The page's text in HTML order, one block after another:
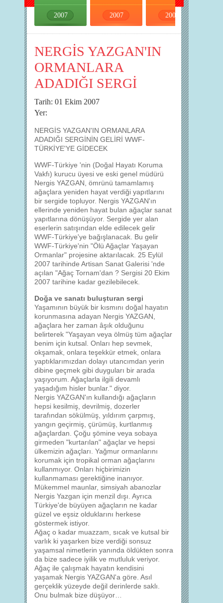
2007 2007 2007
NERGİS YAZGAN'IN
ORMANLARA
ADADIĞI SERGİ
Tarih: 01 Ekim 2007
Yer:
NERGİS YAZGAN'IN ORMANLARA
ADADIĞI SERGİNİN GELİRİ WWF-
TÜRKİYE'YE GİDECEK
WWF-Türkiye 'nin (Doğal Hayatı Koruma
Vakfı) kurucu üyesi ve eski genel müdürü
Nergis YAZGAN, ömrünü tamamlamış
ağaçlara yeniden hayat verdiği yapıtlarını
bir sergide topluyor. Nergis YAZGAN'ın
ellerinde yeniden hayat bulan ağaçlar sanat
yapıtlarına dönüşüyor. Sergide yer alan
eserlerin satışından elde edilecek gelir
WWF-Türkiye'ye bağışlanacak. Bu gelir
WWF-Türkiye'nin "Ölü Ağaçlar Yaşayan
Ormanlar" projesine aktarılacak. 25 Eylül
2007 tarihinde Artisan Sanat Galerisi 'nde
açılan "Ağaç Tornam'dan ? Sergisi 20 Ekim
2007 tarihine kadar gezilebilecek.
Doğa ve sanatı buluşturan sergi
Yaşamının büyük bir kısmını doğal hayatın
korunmasına adayan Nergis YAZGAN,
ağaçlara her zaman âşık olduğunu
belirterek "Yaşayan veya ölmüş tüm ağaçlar
benim için kutsal. Onları hep sevmek,
okşamak, onlara teşekkür etmek, onlara
yaptıklarımızdan dolayı utancımdan yerin
dibine geçmek gibi duyguları bir arada
yaşıyorum. Ağaçlarla ilgili devamlı
yaşadığım hisler bunlar." diyor.
Nergis YAZGAN'ın kullandığı ağaçların
hepsi kesilmiş, devrilmiş, dozerler
tarafından sökülmüş, yıldırım çarpmış,
yangın geçirmiş, çürümüş, kurtlanmış
ağaçlardan. Çoğu şömine veya sobaya
girmeden "kurtarılan" ağaçlar ve hepsi
ülkemizin ağaçları. Yağmur ormanlarını
korumak için tropikal orman ağaçlarını
kullanmıyor. Onları hiçbirimizin
kullanmaması gerektiğine inanıyor.
Mükemmel maunlar, simsiyah abanozlar
Nergis Yazgan için menzil dışı. Ayrıca
Türkiye'de büyüyen ağaçların ne kadar
güzel ve eşsiz olduklarını herkese
göstermek istiyor.
Ağaç o kadar muazzam, sıcak ve kutsal bir
varlık ki yaşarken bize verdiği sonsuz
yaşamsal nimetlerin yanında öldükten sonra
da bize sadece iyilik ve mutluluk veriyor.
Ağaç ile çalışmak hayatın kendisini
yaşamak Nergis YAZGAN'a göre. Asıl
gerçeklik yüzeyde değil derinlerde saklı.
Onu bulmak bize düşüyor…